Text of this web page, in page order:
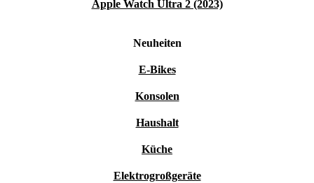
Apple Watch Ultra 2 (2023)
Neuheiten
E-Bikes
Konsolen
Haushalt
Küche
Elektrogroßgeräte